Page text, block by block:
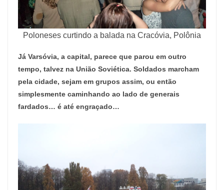
Poloneses curtindo a balada na Cracóvia, Polônia
Já Varsóvia, a capital, parece que parou em outro
tempo, talvez na União Soviética. Soldados marcham
pela cidade, sejam em grupos assim, ou então
simplesmente caminhando ao lado de generais
fardados… é até engraçado…